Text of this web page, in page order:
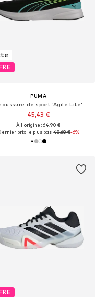
PUMA
de sport 'Agile Lite'
45,43 €
À l'origine : 64,90 €
prix le plus bas :48,68 €-6%